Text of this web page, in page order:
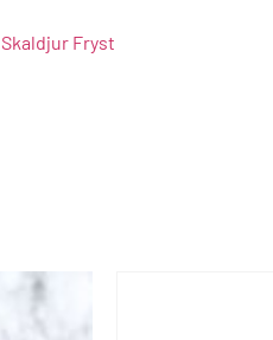
Skaldjur Fryst